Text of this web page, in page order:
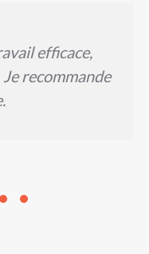
efficace,
recommande